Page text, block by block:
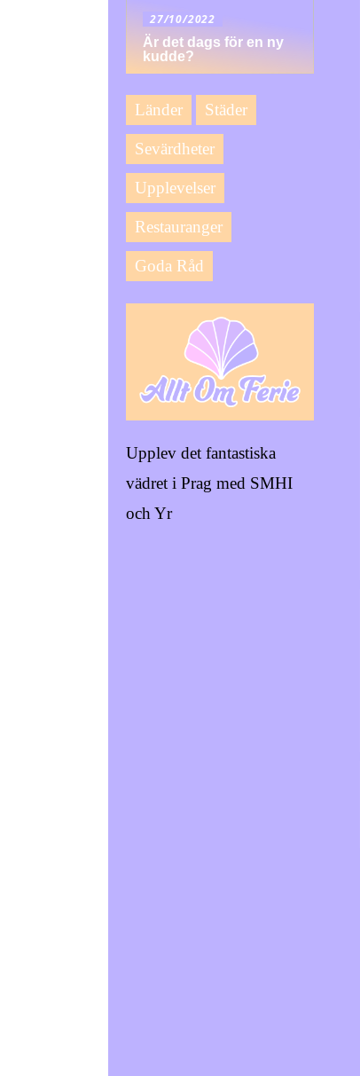
27/10/2022
Är det dags för en ny
kudde?
Länder Städer
Sevärdheter
Upplevelser
Restauranger
Goda Råd
Upplev det fantastiska
vädret i Prag med SMHI
och Yr